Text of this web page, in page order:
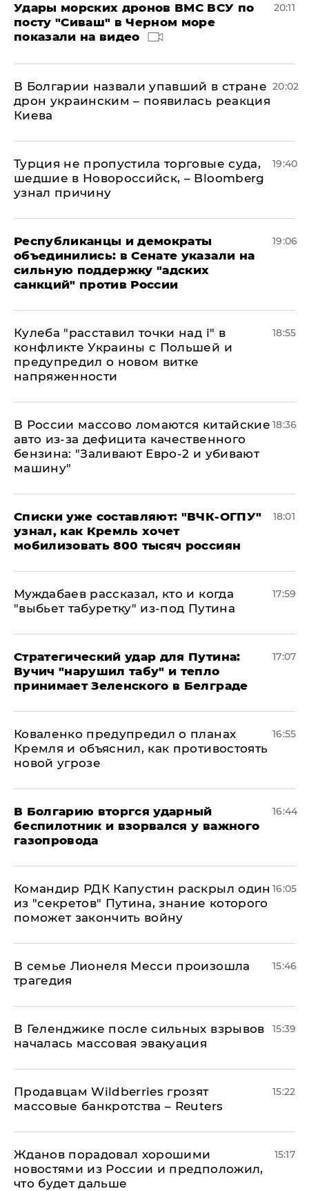
Удары морских дронов ВМС ВСУ по
посту "Сиваш" в Черном море
показали на видео
20:11
В Болгарии назвали упавший в стране
дрон украинским – появилась реакция
Киева
20:02
Турция не пропустила торговые суда,
шедшие в Новороссийск, – Bloomberg
узнал причину
19:40
Республиканцы и демократы
объединились: в Сенате указали на
сильную поддержку "адских
санкций" против России
19:06
Кулеба "расставил точки над і" в
конфликте Украины с Польшей и
предупредил о новом витке
напряженности
18:55
В России массово ломаются китайские
авто из-за дефицита качественного
бензина: "Заливают Евро-2 и убивают
машину"
18:36
Списки уже составляют: "ВЧК-ОГПУ"
узнал, как Кремль хочет
мобилизовать 800 тысяч россиян
18:01
Муждабаев рассказал, кто и когда
"выбьет табуретку" из-под Путина
17:59
Стратегический удар для Путина:
Вучич "нарушил табу" и тепло
принимает Зеленского в Белграде
17:07
Коваленко предупредил о планах
Кремля и объяснил, как противостоять
новой угрозе
16:55
В Болгарию вторгся ударный
беспилотник и взорвался у важного
газопровода
16:44
Командир РДК Капустин раскрыл один
из "секретов" Путина, знание которого
поможет закончить войну
16:05
В семье Лионеля Месси произошла
трагедия
15:46
В Геленджике после сильных взрывов
началась массовая эвакуация
15:39
Продавцам Wildberries грозят
массовые банкротства – Reuters
15:22
Жданов порадовал хорошими
новостями из России и предположил,
что будет дальше
15:17